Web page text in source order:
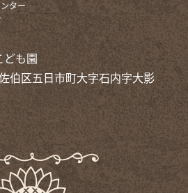
ター
も園
区五日市町大字石内字大影